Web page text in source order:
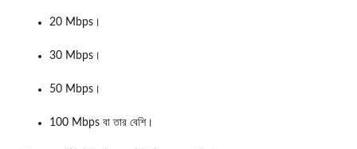
20 Mbps।
30 Mbps।
50 Mbps।
100 Mbps বা তার বেশি।